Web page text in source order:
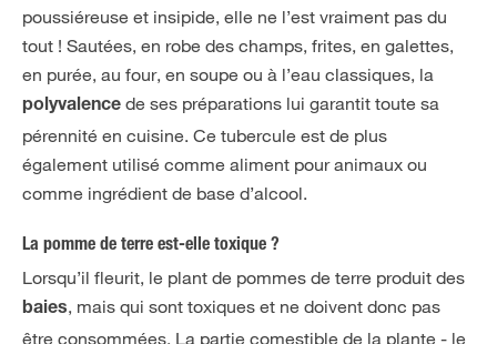
poussiéreuse et insipide, elle ne l’est vraiment pas du
tout ! Sautées, en robe des champs, frites, en galettes,
en purée, au four, en soupe ou à l’eau classiques, la
polyvalence de ses préparations lui garantit toute sa
pérennité en cuisine. Ce tubercule est de plus
également utilisé comme aliment pour animaux ou
comme ingrédient de base d’alcool.
La pomme de terre est-elle toxique ?
Lorsqu’il fleurit, le plant de pommes de terre produit des
baies, mais qui sont toxiques et ne doivent donc pas
être consommées. La partie comestible de la plante - le